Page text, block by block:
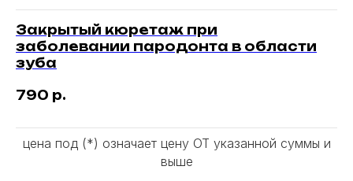
Закрытый кюретаж при
заболевании пародонта в области
зуба
790 р.
цена под (*) означает цену ОТ указанной суммы и
выше